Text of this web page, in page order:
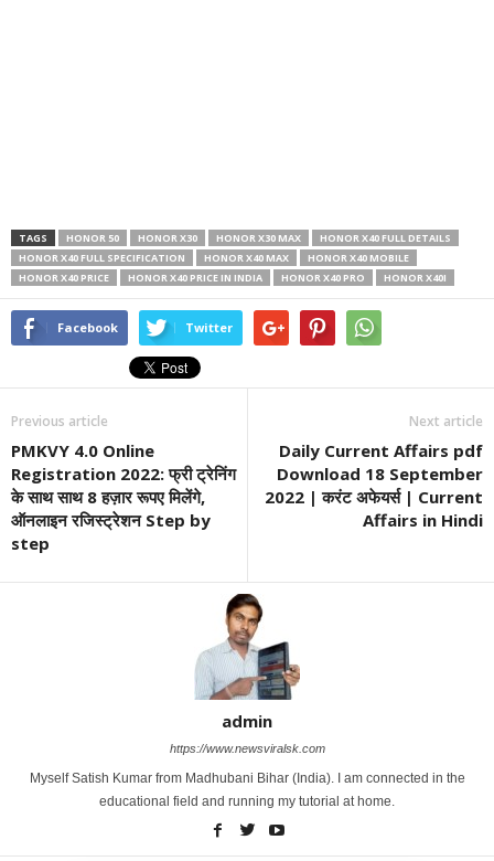
TAGS HONOR 50 HONOR X30 HONOR X30 MAX
HONOR X40 FULL DETAILS
HONOR X40 FULL SPECIFICATION
HONOR X40 MAX
HONOR X40 MOBILE
HONOR X40 PRICE
HONOR X40 PRICE IN INDIA HONOR X40 PRO HONOR X40I
Facebook Twitter
Previous article
PMKVY 4.0 Online
Registration 2022: फ्री ट्रेनिंग
के साथ साथ 8 हज़ार रूपए मिलेंगे,
ऑनलाइन रजिस्ट्रेशन Step by
step
Next article
Daily Current Affairs pdf
Download 18 September
2022 | करंट अफेयर्स | Current
Affairs in Hindi
admin
https://www.newsviralsk.com
Myself Satish Kumar from Madhubani Bihar (India). I am connected in the
educational field and running my tutorial at home.